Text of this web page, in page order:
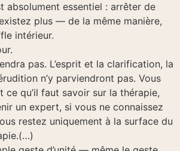
absolument essentiel : arrêter de
plus — de la même manière,
intérieur.
pas. L’esprit et la clarification, la
n’y parviendront pas. Vous
ce qu’il faut savoir sur la thérapie,
un expert, si vous ne connaissez
restez uniquement à la surface du